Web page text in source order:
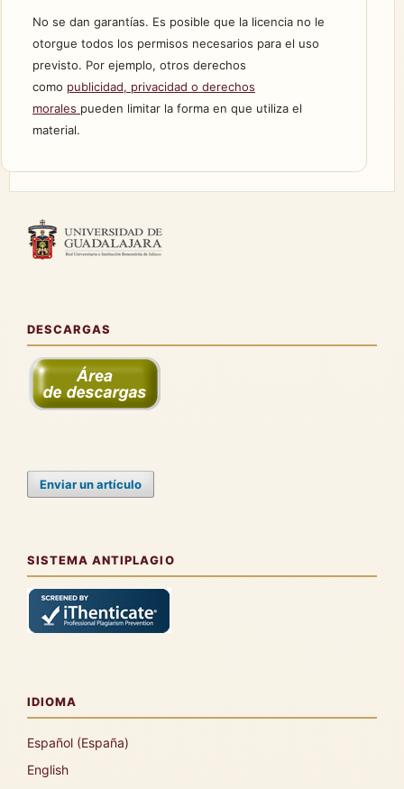
No se dan garantías. Es posible que la licencia no le
otorgue todos los permisos necesarios para el uso
previsto. Por ejemplo, otros derechos
como publicidad, privacidad o derechos
morales pueden limitar la forma en que utiliza el
material.
DESCARGAS
Enviar un artículo
SISTEMA ANTIPLAGIO
IDIOMA
Español (España)
English